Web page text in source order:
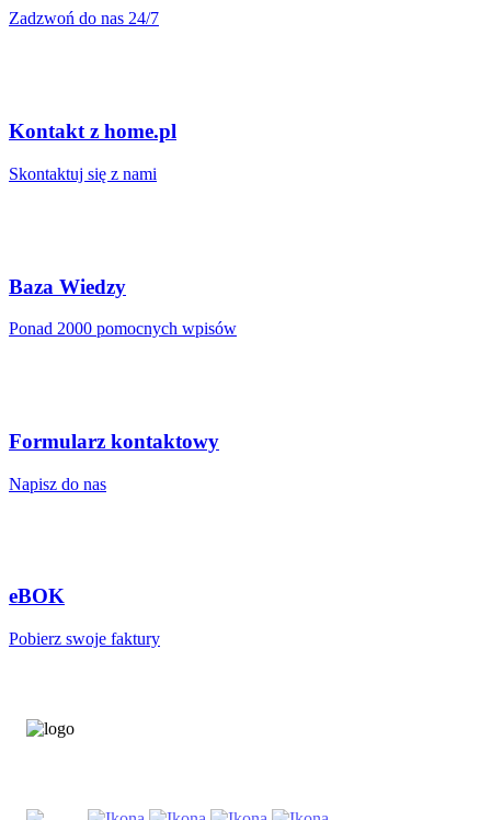
Zadzwoń do nas 24/7
Kontakt z home.pl
Skontaktuj się z nami
Baza Wiedzy
Ponad 2000 pomocnych wpisów
Formularz kontaktowy
Napisz do nas
eBOK
Pobierz swoje faktury